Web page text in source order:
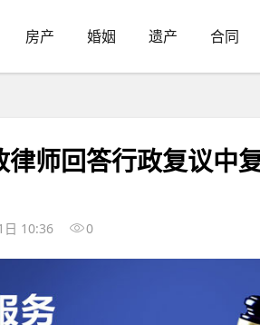
房产 婚姻 遗产 合同
师回答行政复议中
日 10:36 0